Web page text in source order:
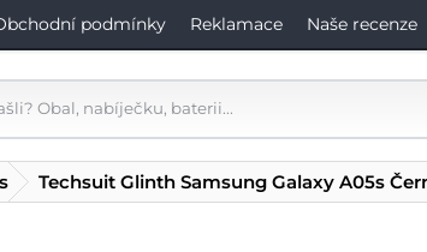
podmínky Reklamace Naše recenze
Techsuit Glinth Samsung Galaxy A05s